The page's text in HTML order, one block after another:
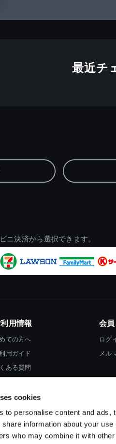
cookies
to personalise content and
information about your
who may combine it with
最近チ
ニ決済から選択できます。
用情報
ての方へ
用ガイド
ある質問
会
ログ
メル